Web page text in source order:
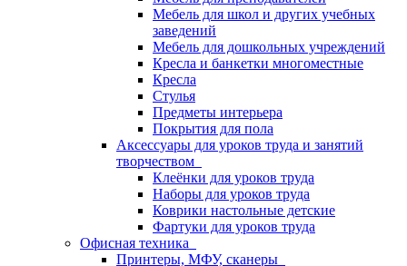
Мебель для школ и других учебных
заведений
Мебель для дошкольных учреждений
Кресла и банкетки многоместные
Кресла
Стулья
Предметы интерьера
Покрытия для пола
Аксессуары для уроков труда и занятий
творчеством
Клеёнки для уроков труда
Наборы для уроков труда
Коврики настольные детские
Фартуки для уроков труда
Офисная техника
Принтеры, МФУ, сканеры